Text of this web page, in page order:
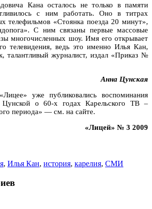
Кана осталось не только в памяти
с ним работать. Оно в титрах
телефильмов «Стоянка поезда 20 минут»,
С ним связаны первые массовые
многочисленных шоу. Имя его открывает
телевидения, ведь это именно Илья Кан,
талантливый журналист, издал «Приказ №
Анна Цунская
уже публиковались воспоминания
о 60-х годах Карельского ТВ –
периода» — см. на сайте.
«Лицей» № 3 2009
, Илья Кан, история, карелия, СМИ